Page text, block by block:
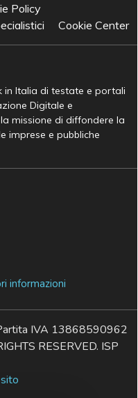
Policy
Cookie Center
in Italia di testate e portali
Digitale e
missione di diffondere la
imprese e pubbliche
informazioni
IVA 13868590962
RESERVED. ISP